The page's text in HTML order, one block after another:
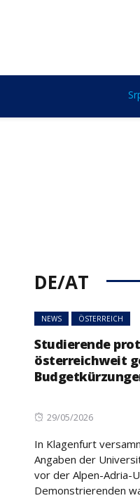
DE/AT
NEWS ÖSTERREICH
Studierende
österreichweit
Posted
29/05/2026
In Klagenfurt
Angaben der
vor der Alpen-Adria-
Demonstrierenden